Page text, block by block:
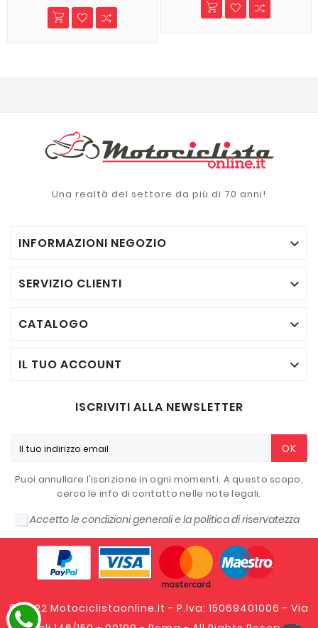
Una realtà del settore da più di 70 anni!
INFORMAZIONI NEGOZIO 
SERVIZIO CLIENTI 
CATALOGO 
IL TUO ACCOUNT 
ISCRIVITI ALLA NEWSLETTER
OK
Puoi annullare l'iscrizione in ogni momenti. A questo scopo,
cerca le info di contatto nelle note legali.
Accetto le condizioni generali e la politica di riservatezza
© 2022 Motociclistaonline.it - P.Iva: 15069401006 - Via